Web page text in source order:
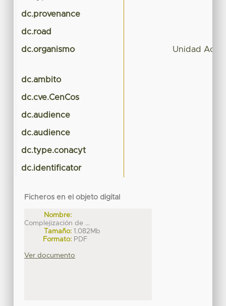
dc.provenance
dc.road
dc.organismo Unidad
dc.ambito
dc.cve.CenCos
dc.audience
dc.audience
dc.type.conacyt
dc.identificator
Ficheros en el objeto digital
Nombre:
Complejización de ...
Tamaño: 1.082Mb
Formato: PDF
Ver documento